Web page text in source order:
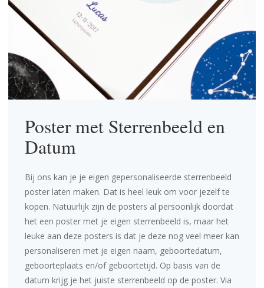
Poster met Sterrenbeeld en
Datum
Bij ons kan je je eigen gepersonaliseerde sterrenbeeld
poster laten maken. Dat is heel leuk om voor jezelf te
kopen. Natuurlijk zijn de posters al persoonlijk doordat
het een poster met je eigen sterrenbeeld is, maar het
leuke aan deze posters is dat je deze nog veel meer kan
personaliseren met je eigen naam, geboortedatum,
geboorteplaats en/of geboortetijd. Op basis van de
datum krijg je het juiste sterrenbeeld op de poster. Via